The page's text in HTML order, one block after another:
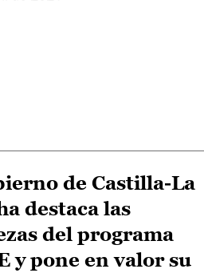
de Castilla-La
destaca las
del programa
y pone en valor su